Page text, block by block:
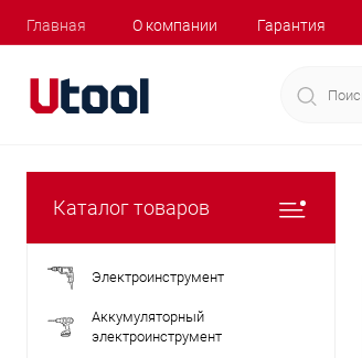
Главная О компании Гарантия
Каталог товаров
Электроинструмент
Аккумуляторный
электроинструмент